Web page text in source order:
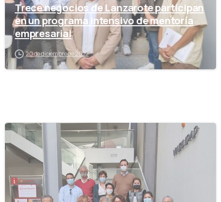
Trece negocios de Lanzarote participan
en un programa intensivo de mentoría
empresarial
20 de diciembre de 2022